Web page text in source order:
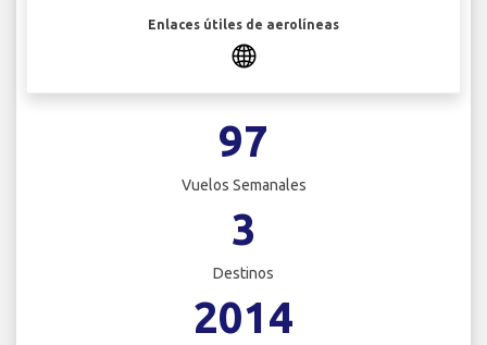
Enlaces útiles de aerolíneas
97
Vuelos Semanales
3
Destinos
2014